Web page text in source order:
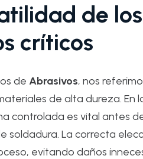
de
críticos
de Abrasivos, nos
de alta dureza. En
controlada es vital antes
soldadura. La correcta
evitando daños